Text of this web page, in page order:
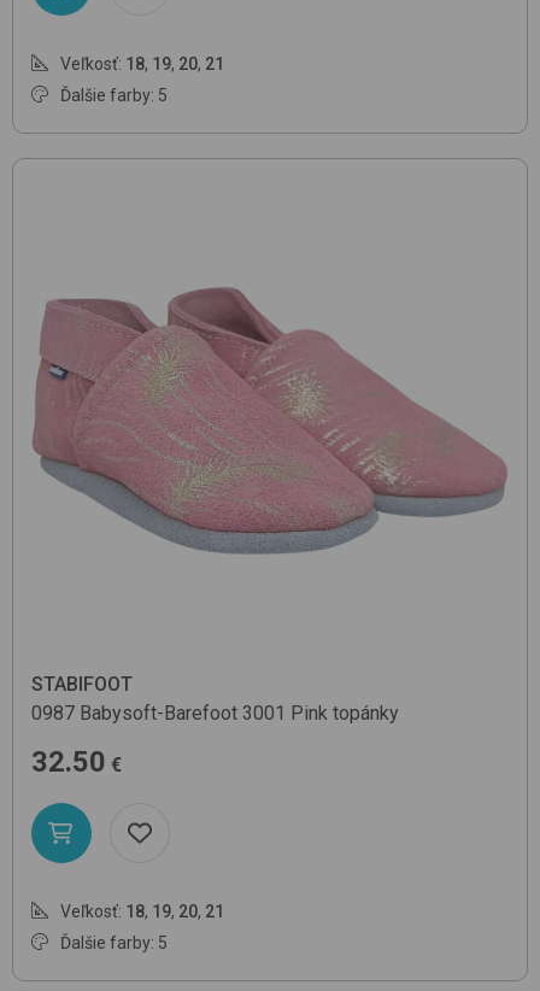
Veľkosť: 18, 19, 20, 21
Ďalšie farby: 5
STABIFOOT
0987 Babysoft-Barefoot 3001 Pink topánky
32.50 €
Veľkosť: 18, 19, 20, 21
Ďalšie farby: 5